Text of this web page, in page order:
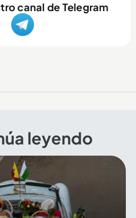
canal de Telegram
leyendo